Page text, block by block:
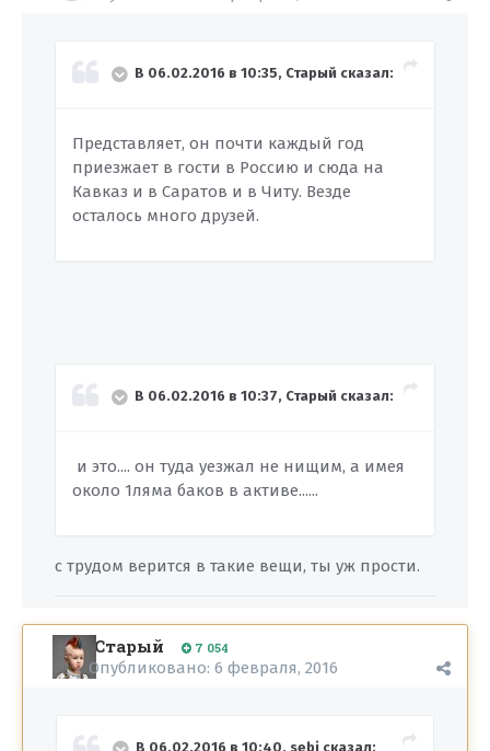
В 06.02.2016 в 10:35, Старый сказал:
Представляет, он почти каждый год
приезжает в гости в Россию и сюда на
Кавказ и в Саратов и в Читу. Везде
осталось много друзей.
В 06.02.2016 в 10:37, Старый сказал:
и это.... он туда уезжал не нищим, а имея
около 1ляма баков в активе......
с трудом верится в такие вещи, ты уж прости.
Старый 7 054
Опубликовано: 6 февраля, 2016
В 06.02.2016 в 10:40, sebi сказал: